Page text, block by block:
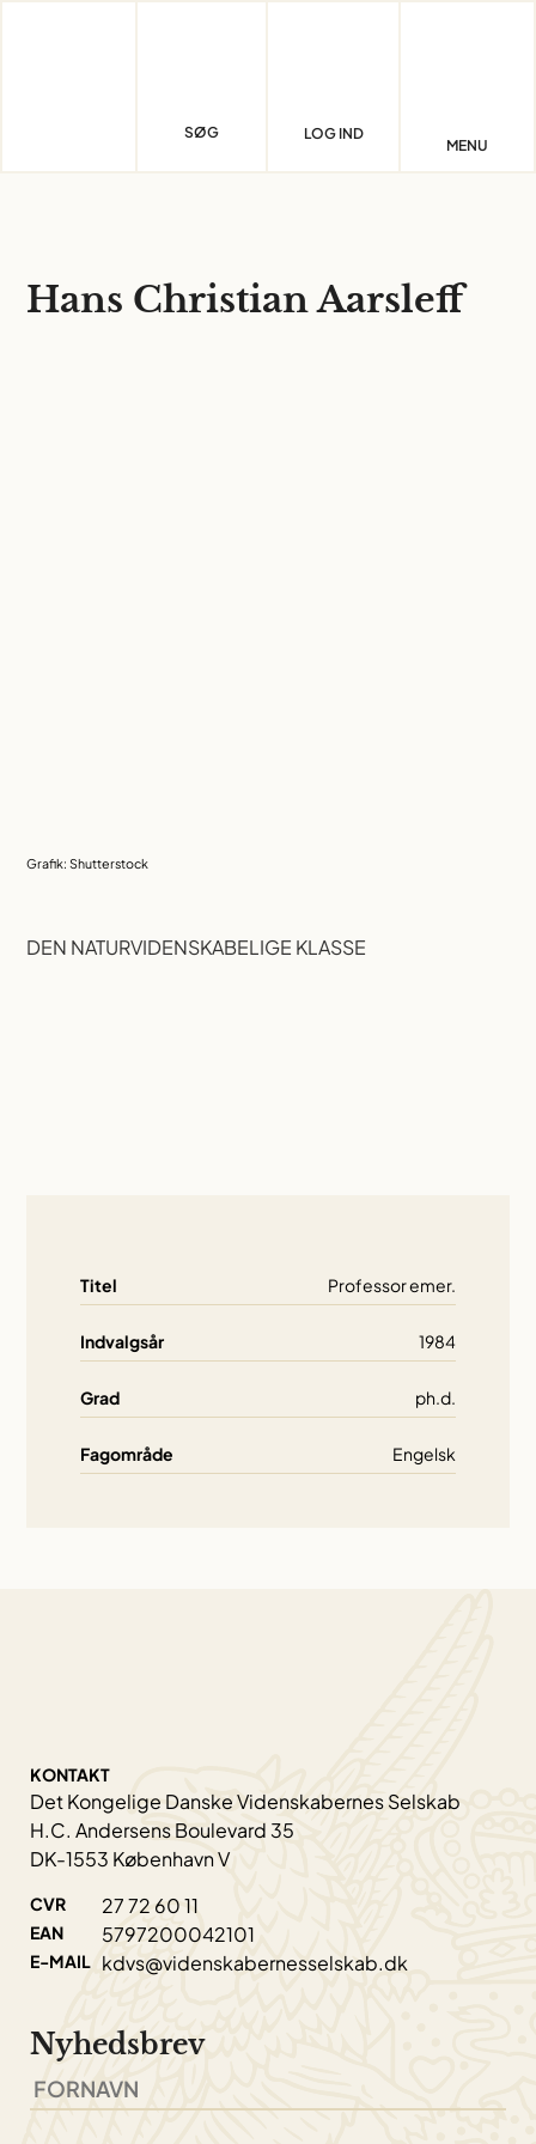
SØG LOG IND
MENU
Hans Christian Aarsleff
Grafik: Shutterstock
DEN NATURVIDENSKABELIGE KLASSE
Titel Professor emer.
Indvalgsår 1984
Grad ph.d.
Fagområde Engelsk
KONTAKT
Det Kongelige Danske Videnskabernes Selskab
H.C. Andersens Boulevard 35
DK-1553 København V
CVR 27 72 60 11
EAN 5797200042101
E-MAIL kdvs@videnskabernesselskab.dk
Nyhedsbrev